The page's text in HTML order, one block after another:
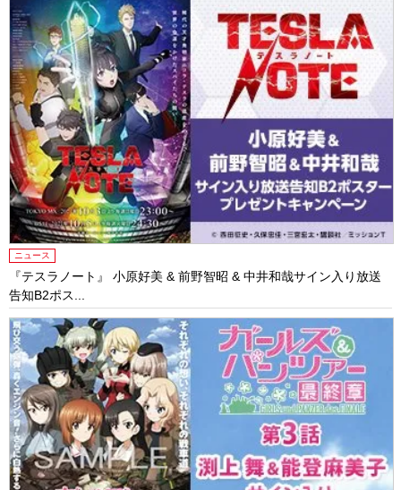
ニュース
『テスラノート』 小原好美 & 前野智昭 & 中井和哉サイン入り放送
告知B2ポス...